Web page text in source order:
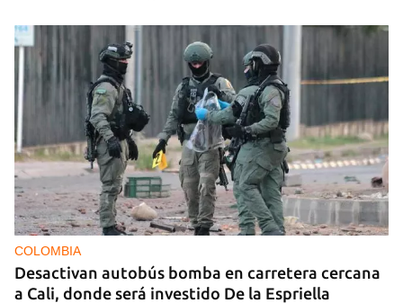
COLOMBIA
Desactivan autobús bomba en carretera cercana
a Cali, donde será investido De la Espriella